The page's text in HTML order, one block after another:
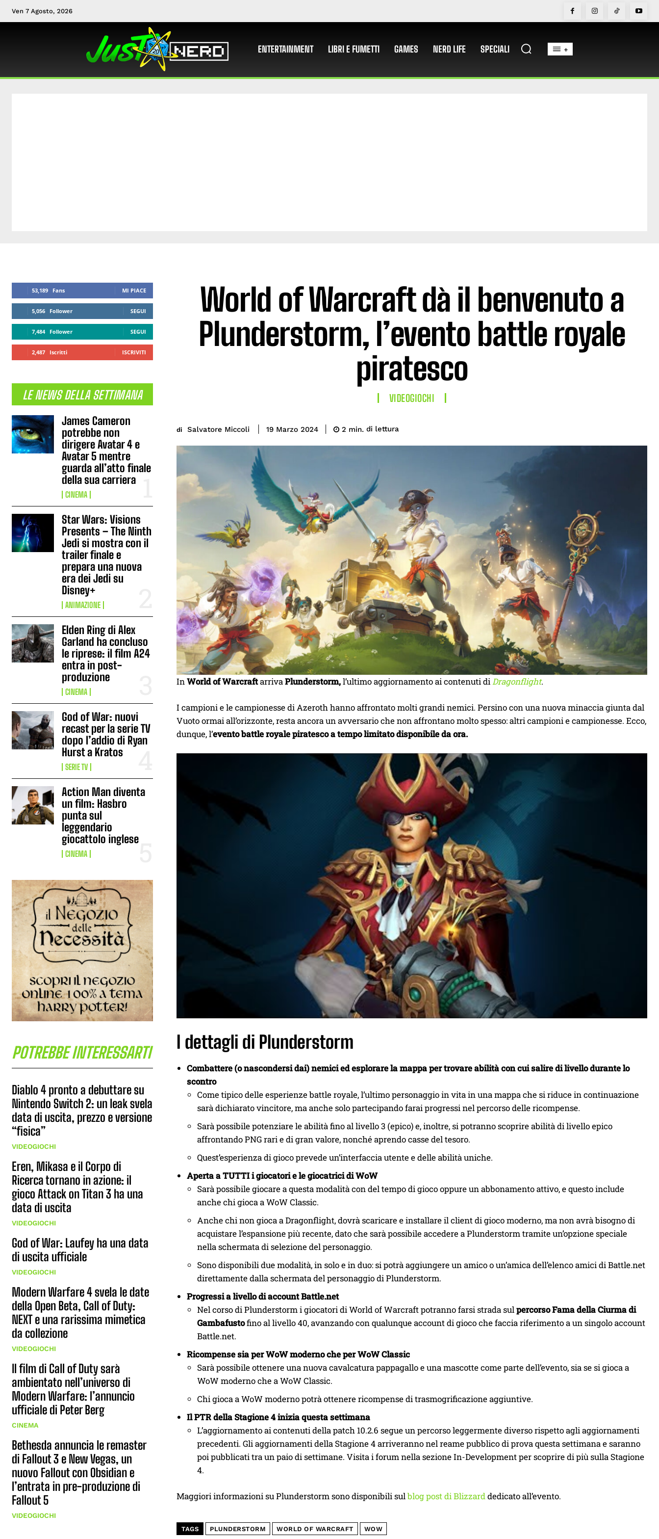
Ven 7 Agosto, 2026
ENTERTAINMENT LIBRI E FUMETTI GAMES NERD LIFE SPECIALI +
53,189 Fans MI PIACE
5,056 Follower SEGUI
7,484 Follower SEGUI
2,487 Iscritti ISCRIVITI
LE NEWS DELLA SETTIMANA
James Cameron
potrebbe non
dirigere Avatar 4 e
Avatar 5 mentre
guarda all’atto finale
della sua carriera
CINEMA
Star Wars: Visions
Presents – The Ninth
Jedi si mostra con il
trailer finale e
prepara una nuova
era dei Jedi su
Disney+
ANIMAZIONE
Elden Ring di Alex
Garland ha concluso
le riprese: il film A24
entra in post-
produzione
CINEMA
God of War: nuovi
recast per la serie TV
dopo l’addio di Ryan
Hurst a Kratos
SERIE TV
Action Man diventa
un film: Hasbro
punta sul
leggendario
giocattolo inglese
CINEMA
POTREBBE INTERESSARTI
Diablo 4 pronto a debuttare su
Nintendo Switch 2: un leak svela
data di uscita, prezzo e versione
“fisica”
VIDEOGIOCHI
Eren, Mikasa e il Corpo di
Ricerca tornano in azione: il
gioco Attack on Titan 3 ha una
data di uscita
VIDEOGIOCHI
God of War: Laufey ha una data
di uscita ufficiale
VIDEOGIOCHI
Modern Warfare 4 svela le date
della Open Beta, Call of Duty:
NEXT e una rarissima mimetica
da collezione
VIDEOGIOCHI
Il film di Call of Duty sarà
ambientato nell’universo di
Modern Warfare: l’annuncio
ufficiale di Peter Berg
CINEMA
Bethesda annuncia le remaster
di Fallout 3 e New Vegas, un
nuovo Fallout con Obsidian e
l’entrata in pre-produzione di
Fallout 5
VIDEOGIOCHI
World of Warcraft dà il benvenuto a
Plunderstorm, l’evento battle royale
piratesco
VIDEOGIOCHI
di Salvatore Miccoli 19 Marzo 2024 2 min. di lettura
InWorld of WarcraftarrivaPlunderstorm,l’ultimo aggiornamento ai contenuti diDragonflight.
I campioni e le campionesse di Azeroth hanno affrontato molti grandi nemici. Persino con una nuova minaccia giunta dal
Vuoto ormai all’orizzonte, resta ancora un avversario che non affrontano molto spesso: altri campioni e campionesse. Ecco,
dunque, l’evento battle royale piratesco a tempo limitato disponibile da ora.
I dettagli di Plunderstorm
Combattere (o nascondersi dai) nemici ed esplorare la mappa per trovare abilità con cui salire di livello durante lo
scontro
Come tipico delle esperienze battle royale, l’ultimo personaggio in vita in una mappa che si riduce in continuazione
sarà dichiarato vincitore, ma anche solo partecipando farai progressi nel percorso delle ricompense.
Sarà possibile potenziare le abilità fino al livello 3 (epico) e, inoltre, si potranno scoprire abilità di livello epico
affrontando PNG rari e di gran valore, nonché aprendo casse del tesoro.
Quest’esperienza di gioco prevede un’interfaccia utente e delle abilità uniche.
Aperta a TUTTI i giocatori e le giocatrici di WoW
Sarà possibile giocare a questa modalità con del tempo di gioco oppure un abbonamento attivo, e questo include
anche chi gioca a WoW Classic.
Anche chi non gioca a Dragonflight, dovrà scaricare e installare il client di gioco moderno, ma non avrà bisogno di
acquistare l’espansione più recente, dato che sarà possibile accedere a Plunderstorm tramite un’opzione speciale
nella schermata di selezione del personaggio.
Sono disponibili due modalità, in solo e in duo: si potrà aggiungere un amico o un’amica dell’elenco amici di Battle.net
direttamente dalla schermata del personaggio di Plunderstorm.
Progressi a livello di account Battle.net
Nel corso di Plunderstorm i giocatori di World of Warcraft potranno farsi strada sulpercorso Fama della Ciurma di
Gambafustofino al livello 40, avanzando con qualunque account di gioco che faccia riferimento a un singolo account
Battle.net.
Ricompense sia per WoW moderno che per WoW Classic
Sarà possibile ottenere una nuova cavalcatura pappagallo e una mascotte come parte dell’evento, sia se si gioca a
WoW moderno che a WoW Classic.
Chi gioca a WoW moderno potrà ottenere ricompense di trasmogrificazione aggiuntive.
Il PTR della Stagione 4 inizia questa settimana
L’aggiornamento ai contenuti della patch 10.2.6 segue un percorso leggermente diverso rispetto agli aggiornamenti
precedenti. Gli aggiornamenti della Stagione 4 arriveranno nel reame pubblico di prova questa settimana e saranno
poi pubblicati tra un paio di settimane. Visita i forum nella sezione In-Development per scoprire di più sulla Stagione
4.
Maggiori informazioni su Plunderstorm sono disponibili sulblog post di Blizzarddedicato all’evento.
TAGS PLUNDERSTORM WORLD OF WARCRAFT WOW